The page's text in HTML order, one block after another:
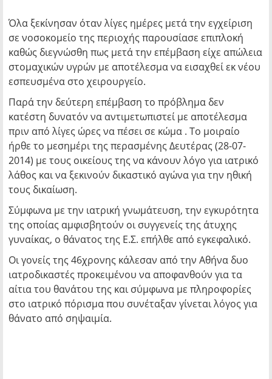
Όλα ξεκίνησαν όταν λίγες ημέρες μετά την εγχείριση
σε νοσοκομείο της περιοχής παρουσίασε επιπλοκή
καθώς διεγνώσθη πως μετά την επέμβαση είχε απώλεια
στομαχικών υγρών με αποτέλεσμα να εισαχθεί εκ νέου
εσπευσμένα στο χειρουργείο.
Παρά την δεύτερη επέμβαση το πρόβλημα δεν
κατέστη δυνατόν να αντιμετωπιστεί με αποτέλεσμα
πριν από λίγες ώρες να πέσει σε κώμα . Το μοιραίο
ήρθε το μεσημέρι της περασμένης Δευτέρας (28-07-
2014) με τους οικείους της να κάνουν λόγο για ιατρικό
λάθος και να ξεκινούν δικαστικό αγώνα για την ηθική
τους δικαίωση.
Σύμφωνα με την ιατρική γνωμάτευση, την εγκυρότητα
της οποίας αμφισβητούν οι συγγενείς της άτυχης
γυναίκας, ο θάνατος της Ε.Σ. επήλθε από εγκεφαλικό.
Οι γονείς της 46χρονης κάλεσαν από την Αθήνα δυο
ιατροδικαστές προκειμένου να αποφανθούν για τα
αίτια του θανάτου της και σύμφωνα με πληροφορίες
στο ιατρικό πόρισμα που συνέταξαν γίνεται λόγος για
θάνατο από σηψαιμία.